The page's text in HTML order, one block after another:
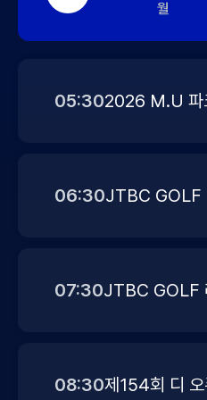
월
05:302026 M.U 파
06:30JTBC GOLF
07:30JTBC GOLF
08:30제154회 디